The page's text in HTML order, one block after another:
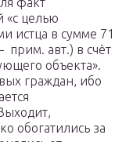
«с целью
истца в сумме 71
прим. авт.) в счёт
объекта».
граждан, ибо
обогатились за